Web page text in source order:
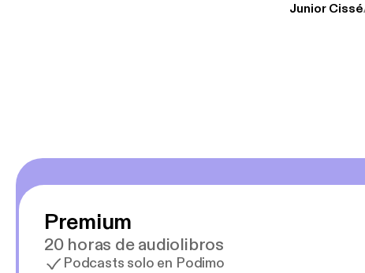
trabajo ya que
Junior Cissé
Premium
20 horas de audiolibros
Podcasts solo en Podimo